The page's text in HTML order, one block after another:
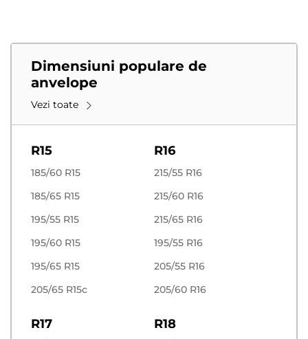
Dimensiuni populare de
anvelope
Vezi toate
R15
185/60 R15
185/65 R15
195/55 R15
195/60 R15
195/65 R15
205/65 R15c
R16
215/55 R16
215/60 R16
215/65 R16
195/55 R16
205/55 R16
205/60 R16
R17 R18